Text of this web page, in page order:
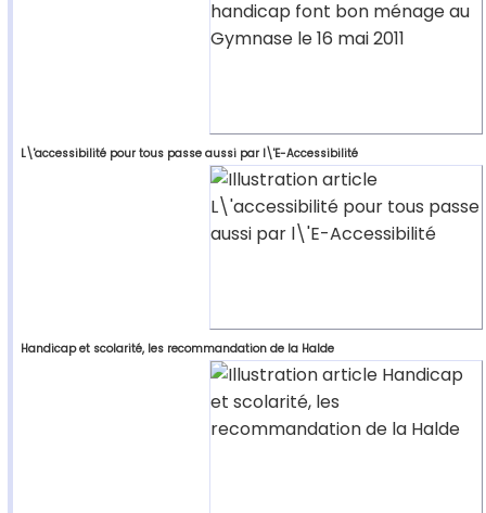
L\'accessibilité pour tous passe aussi par l\'E-Accessibilité
Handicap et scolarité, les recommandation de la Halde